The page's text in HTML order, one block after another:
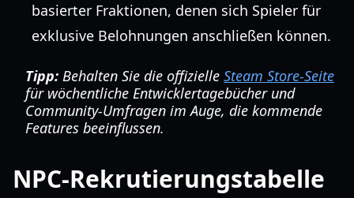
basierter Fraktionen, denen sich Spieler für
exklusive Belohnungen anschließen können.
Tipp: Behalten Sie die offizielle Steam Store-Seite
für wöchentliche Entwicklertagebücher und
Community-Umfragen im Auge, die kommende
Features beeinflussen.
NPC-Rekrutierungstabelle